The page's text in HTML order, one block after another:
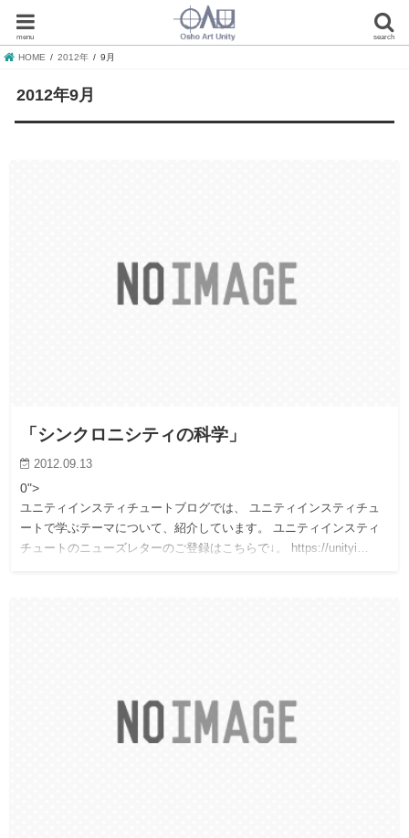
search
menu
HOME 2012年 9月
2012年9月
「シンクロニシティの科学」
2012.09.13
0">
ユニティインスティチュートブログでは、 ユニティインスティチュ
ートで学ぶテーマについて、紹介しています。 ユニティインスティ
チュートのニューズレターのご登録はこちらで↓。 https://unityi…